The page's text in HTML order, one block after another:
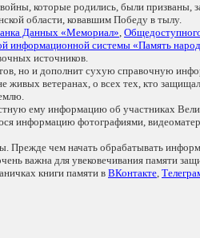
которые родились, были призваны,
области, ковавшим Победу в тылу.
Данных «Мемориал»,
информационной системы «Память
источников.
но и дополнит сухую справочную
живых ветеранах, о всех тех, кто
ему информацию об участниках
информацию фотографиями,
Прежде чем начать обрабатывать
важна для увековечивания памяти
книги памяти в ВКонтакте,